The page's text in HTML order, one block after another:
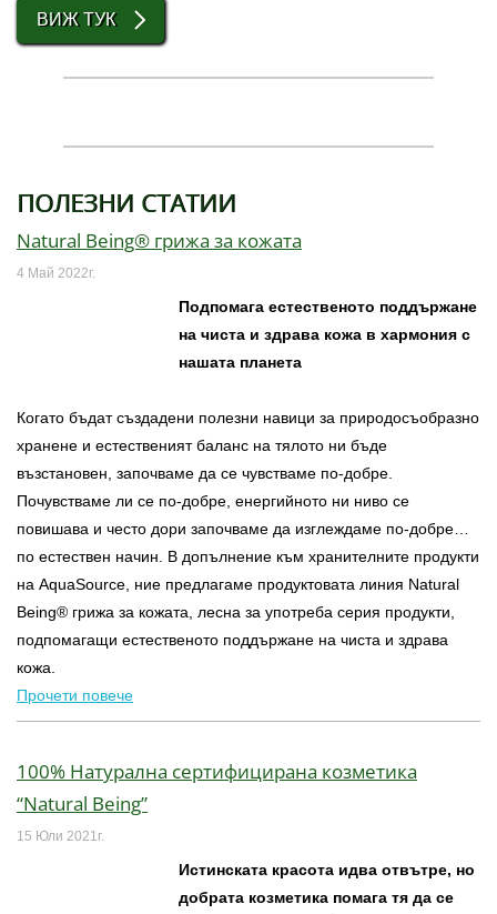
ВИЖ ТУК
ПОЛЕЗНИ СТАТИИ
Natural Being® грижа за кожата
4 Май 2022г.
Подпомага естественото поддържане
на чиста и здрава кожа в хармония с
нашата планета
Когато бъдат създадени полезни навици за природосъобразно
хранене и естественият баланс на тялото ни бъде
възстановен, започваме да се чувстваме по-добре.
Почувстваме ли се по-добре, енергийното ни ниво се
повишава и често дори започваме да изглеждаме по-добре…
по естествен начин. В допълнение към хранителните продукти
на AquaSource, ние предлагаме продуктовата линия Natural
Being® грижа за кожата, лесна за употреба серия продукти,
подпомагащи естественото поддържане на чиста и здрава
кожа.
Прочети повече
100% Натурална сертифицирана козметика
“Natural Being”
15 Юли 2021г.
Истинската красота идва отвътре, но
добрата козметика помага тя да се